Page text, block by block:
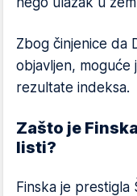
Zbog činjenice da
objavljen,
rezultate indeksa.
Zašto je
listi?
Finska je prestigla